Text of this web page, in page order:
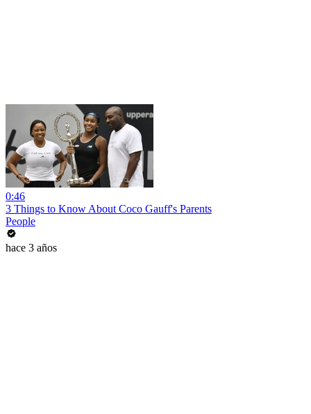
0:46
3 Things to Know About Coco Gauff's Parents
People
hace 3 años